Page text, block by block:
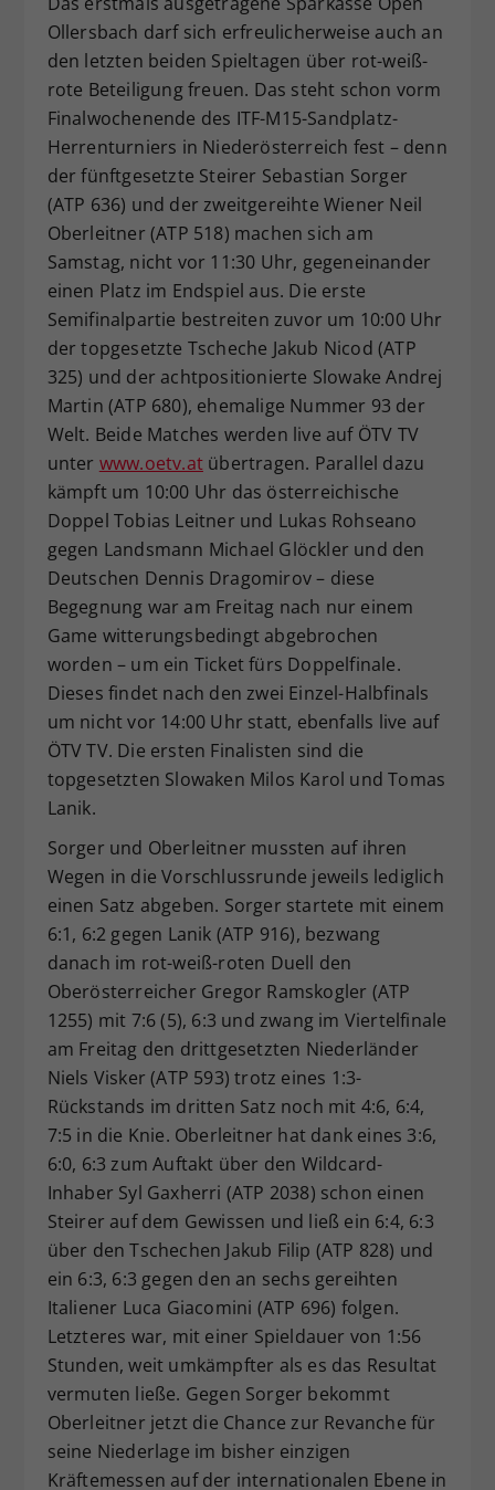
Ollersbach darf sich erfreulicherweise auch an
den letzten beiden Spieltagen über rot-weiß-
rote Beteiligung freuen. Das steht schon vorm
Finalwochenende des ITF-M15-Sandplatz-
Herrenturniers in Niederösterreich fest – denn
der fünftgesetzte Steirer Sebastian Sorger
(ATP 636) und der zweitgereihte Wiener Neil
Oberleitner (ATP 518) machen sich am
Samstag, nicht vor 11:30 Uhr, gegeneinander
einen Platz im Endspiel aus. Die erste
Semifinalpartie bestreiten zuvor um 10:00 Uhr
der topgesetzte Tscheche Jakub Nicod (ATP
325) und der achtpositionierte Slowake Andrej
Martin (ATP 680), ehemalige Nummer 93 der
Welt. Beide Matches werden live auf ÖTV TV
unter www.oetv.atübertragen. Parallel dazu
kämpft um 10:00 Uhr das österreichische
Doppel Tobias Leitner und Lukas Rohseano
gegen Landsmann Michael Glöckler und den
Deutschen Dennis Dragomirov – diese
Begegnung war am Freitag nach nur einem
Game witterungsbedingt abgebrochen
worden – um ein Ticket fürs Doppelfinale.
Dieses findet nach den zwei Einzel-Halbfinals
um nicht vor 14:00 Uhr statt, ebenfalls live auf
ÖTV TV. Die ersten Finalisten sind die
topgesetzten Slowaken Milos Karol und Tomas
Lanik.
Sorger und Oberleitner mussten auf ihren
Wegen in die Vorschlussrunde jeweils lediglich
einen Satz abgeben. Sorger startete mit einem
6:1, 6:2 gegen Lanik (ATP 916), bezwang
danach im rot-weiß-roten Duell den
Oberösterreicher Gregor Ramskogler (ATP
1255) mit 7:6 (5), 6:3 und zwang im Viertelfinale
am Freitag den drittgesetzten Niederländer
Niels Visker (ATP 593) trotz eines 1:3-
Rückstands im dritten Satz noch mit 4:6, 6:4,
7:5 in die Knie. Oberleitner hat dank eines 3:6,
6:0, 6:3 zum Auftakt über den Wildcard-
Inhaber Syl Gaxherri (ATP 2038) schon einen
Steirer auf dem Gewissen und ließ ein 6:4, 6:3
über den Tschechen Jakub Filip (ATP 828) und
ein 6:3, 6:3 gegen den an sechs gereihten
Italiener Luca Giacomini (ATP 696) folgen.
Letzteres war, mit einer Spieldauer von 1:56
Stunden, weit umkämpfter als es das Resultat
vermuten ließe. Gegen Sorger bekommt
Oberleitner jetzt die Chance zur Revanche für
seine Niederlage im bisher einzigen
Kräftemessen auf der internationalen Ebene in
Zweck
Dieser Wert speichert Ihre Consent-
Einstellungen. Unter anderem eine
zufällig generierte ID, für die
historische Speicherung Ihrer
vorgenommen Einstellungen, falls der
Webseiten-Betreiber dies eingestellt
hat.